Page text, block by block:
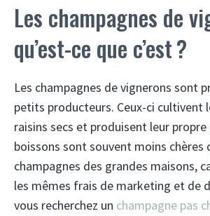
Les champagnes de
qu’est-ce que c’est ?
Les champagnes de vignerons sont
petits producteurs. Ceux-ci cultivent
raisins secs et produisent leur propre
boissons sont souvent moins chères
champagnes des grandes maisons,
les mêmes frais de marketing et de
vous recherchez un champagne pas